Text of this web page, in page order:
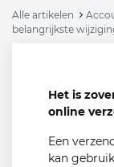
Alle artikelen
belangrijkste
Het is
online
Een
kan